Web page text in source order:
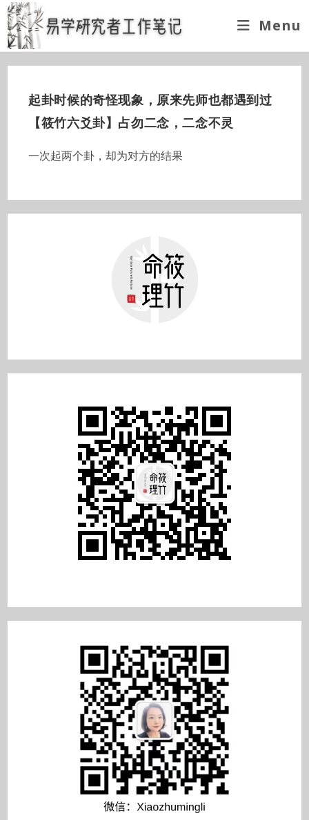
Skip
to
content
Menu
起卦时候的奇怪现象，原来先师也都遇到过
【筱竹六爻卦】占勿二念，二念不灵
一次起两个卦，却为对方的结果